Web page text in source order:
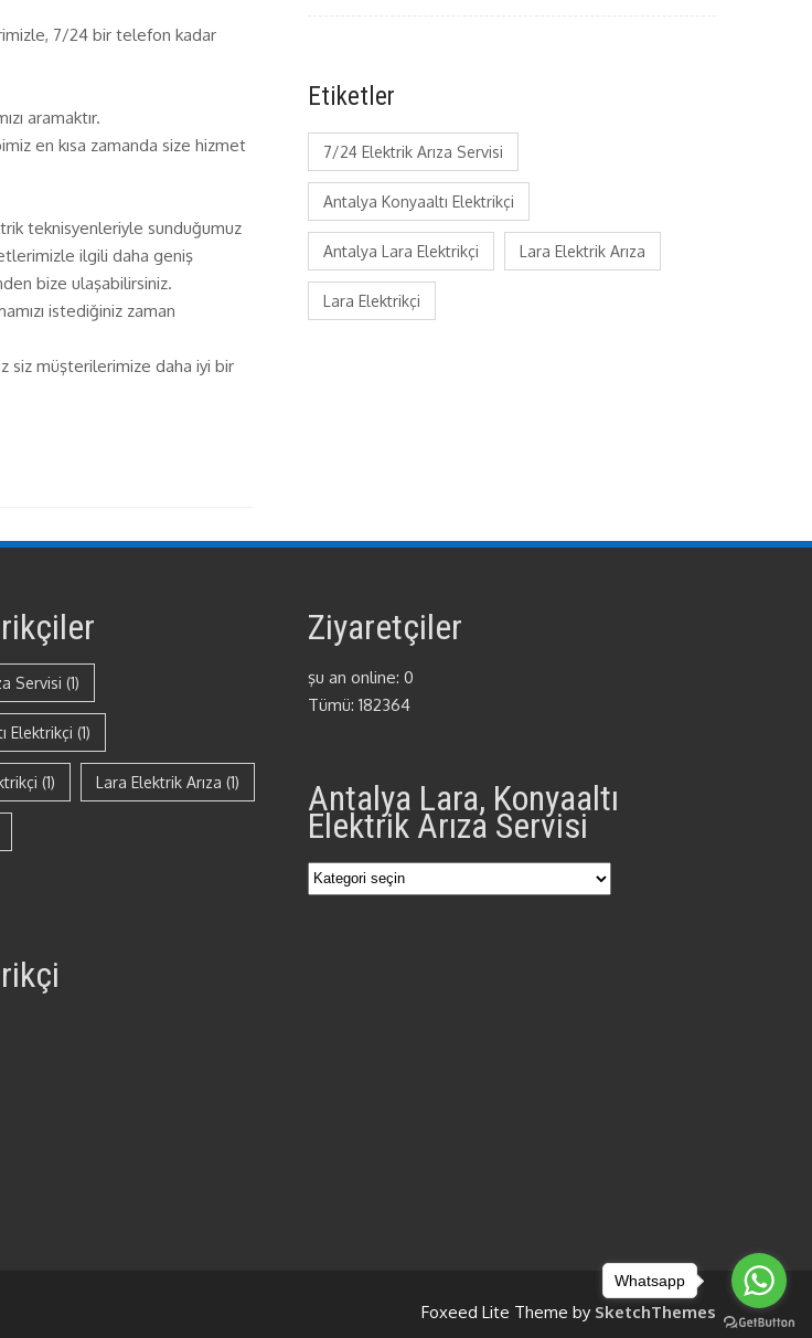
7/24 bir telefon kadar
aramaktır.
en kısa zamanda size hizmet
teknisyenleriyle sunduğumuz
ilgili daha geniş
bize ulaşabilirsiniz.
istediğiniz zaman
siz müşterilerimize daha iyi bir
Etiketler
7/24 Elektrik Arıza Servisi
Antalya Konyaaltı Elektrikçi
Antalya Lara Elektrikçi Lara Elektrik Arıza
Lara Elektrikçi
Servisi (1)
Elektrikçi (1)
(1) Lara Elektrik Arıza (1)
Ziyaretçiler
şu an online: 0
Tümü: 182364
Antalya Lara, Konyaaltı
Elektrik Arıza Servisi
Antalya
Foxeed Lite Theme by SketchThemes
Whatsapp